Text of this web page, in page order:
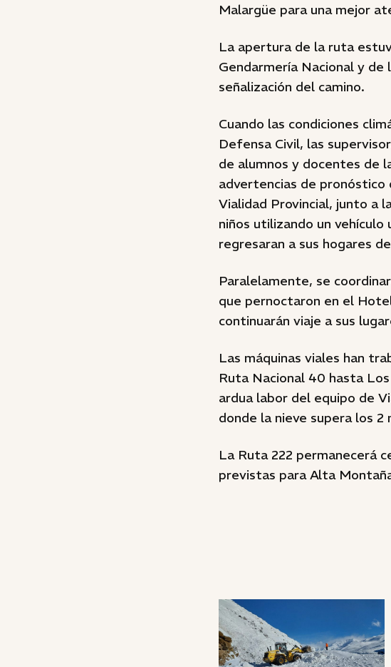
Malargüe para una mejor
La apertura de la ruta
Gendarmería Nacional y
señalización del camino.
Cuando las condiciones
Defensa Civil, las
de alumnos y docentes de
advertencias de pronóstico
Vialidad Provincial, junto a
niños utilizando un
regresaran a sus hogares
Paralelamente, se
que pernoctaron en el
continuarán viaje a sus
Las máquinas viales han
Ruta Nacional 40 hasta
ardua labor del equipo de
donde la nieve supera los 2
La Ruta 222 permanecerá
previstas para Alta